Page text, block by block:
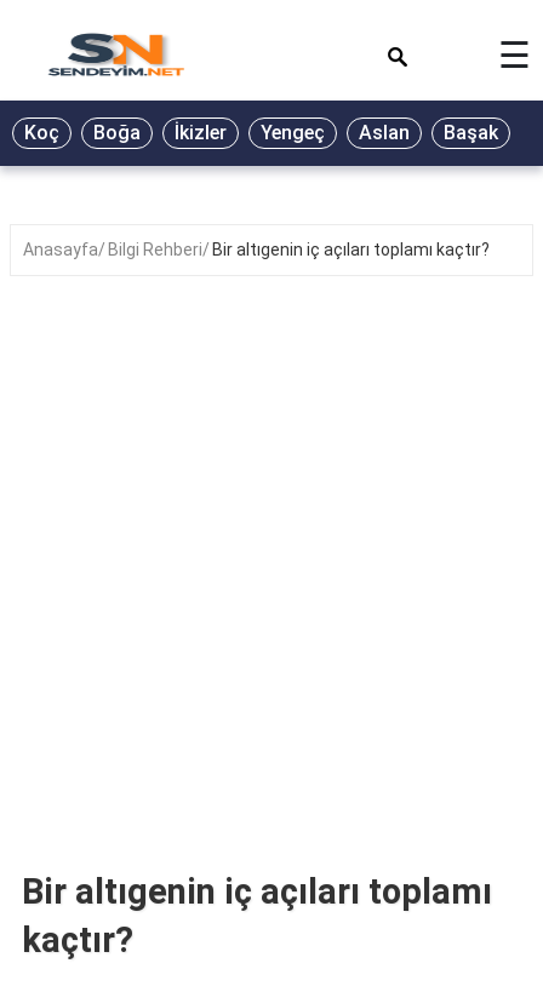
BİYOGRAFİ
GALERİ
☰
Koç Boğa İkizler Yengeç Aslan Başak
Anasayfa Bilgi Rehberi Bir altıgenin iç açıları toplamı kaçtır?
Bir altıgenin iç açıları toplamı
kaçtır?